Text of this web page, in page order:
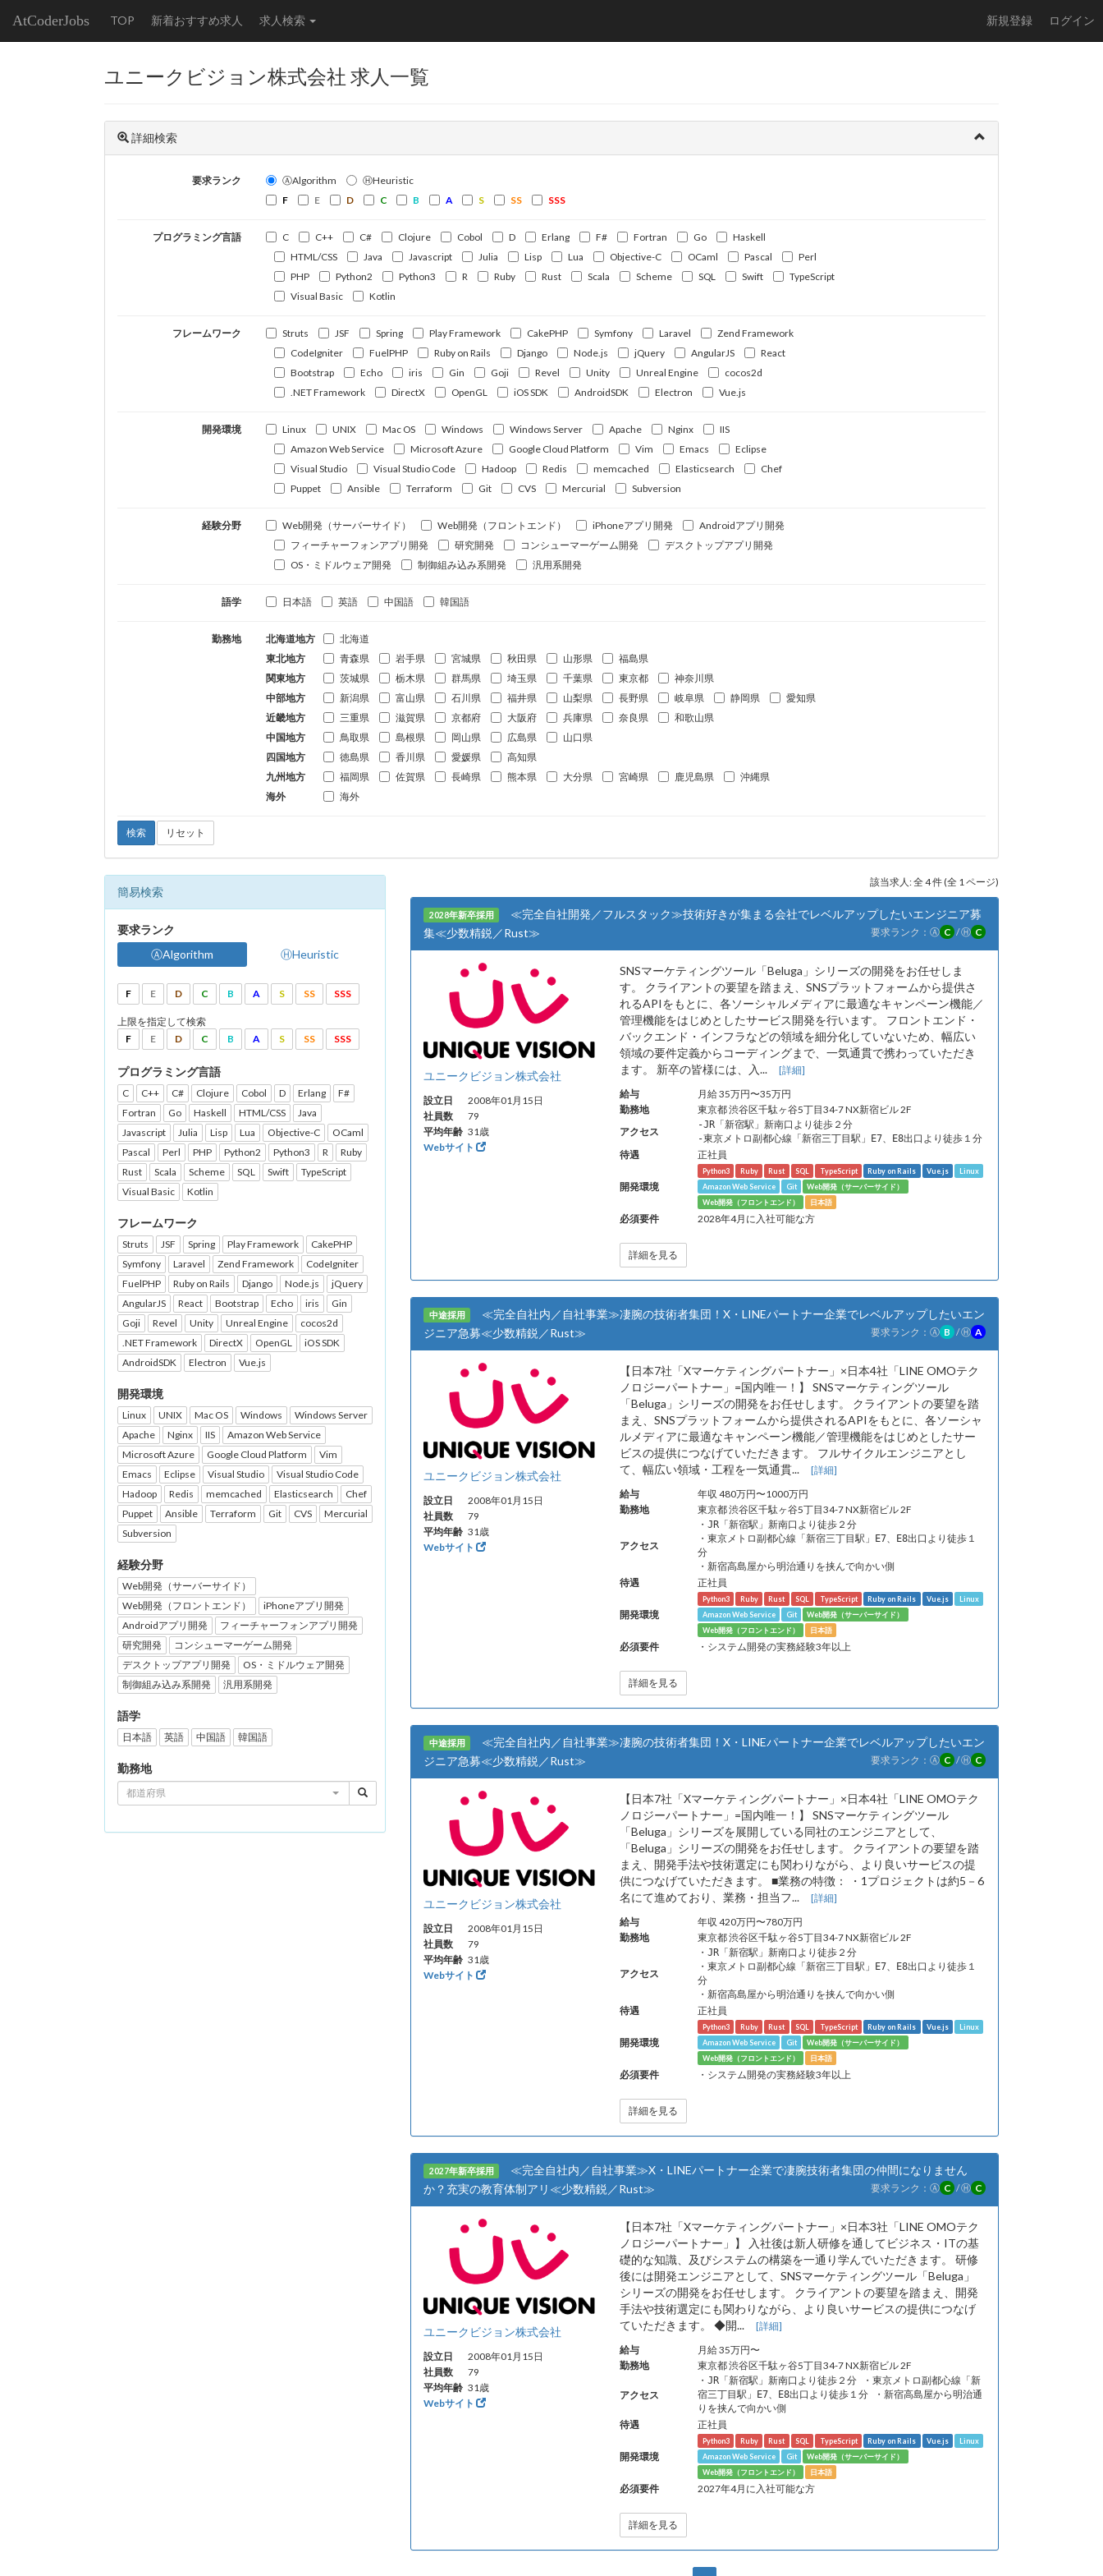
AtCoderJobs TOP 新着おすすめ求人 求人検索 新規登録 ログイン
ユニークビジョン株式会社 求人一覧
詳細検索
要求ランク ⒶAlgorithm
ⒽHeuristic
F
E D C B A S SS SSS
プログラミング言語 C C++ C# Clojure Cobol D Erlang F# Fortran Go
Haskell
HTML/CSS
Java Javascript Julia Lisp Lua Objective-C OCaml Pascal
Perl
PHP
Python2 Python3 R Ruby Rust Scala Scheme SQL Swift
TypeScript
Visual Basic
Kotlin
フレームワーク Struts JSF Spring Play Framework CakePHP Symfony Laravel
Zend Framework
CodeIgniter
FuelPHP Ruby on Rails Django Node.js jQuery AngularJS
React
Bootstrap
Echo iris Gin Goji Revel Unity Unreal Engine
cocos2d
.NET Framework
DirectX OpenGL iOS SDK AndroidSDK Electron Vue.js
開発環境 Linux UNIX Mac OS Windows Windows Server Apache Nginx
IIS
Amazon Web Service
Microsoft Azure Google Cloud Platform Vim Emacs
Eclipse
Visual Studio
Visual Studio Code Hadoop Redis memcached Elasticsearch
Chef
Puppet
Ansible Terraform Git CVS Mercurial Subversion
経験分野 Web開発（サーバーサイド） Web開発（フロントエンド） iPhoneアプリ開発
Androidアプリ開発
フィーチャーフォンアプリ開発
研究開発 コンシューマーゲーム開発
デスクトップアプリ開発
OS・ミドルウェア開発
制御組み込み系開発 汎用系開発
語学 日本語 英語 中国語 韓国語
勤務地 北海道地方
北海道
東北地方
青森県 岩手県 宮城県 秋田県 山形県
福島県
関東地方
茨城県 栃木県 群馬県 埼玉県 千葉県 東京都
神奈川県
中部地方
新潟県 富山県 石川県 福井県 山梨県 長野県 岐阜県 静岡県
愛知県
近畿地方
三重県 滋賀県 京都府 大阪府 兵庫県 奈良県
和歌山県
中国地方
鳥取県 島根県 岡山県 広島県
山口県
四国地方
徳島県 香川県 愛媛県
高知県
九州地方
福岡県 佐賀県 長崎県 熊本県 大分県 宮崎県 鹿児島県
沖縄県
海外
海外
検索 リセット
簡易検索
要求ランク
ⒶAlgorithm
ⒽHeuristic
F E D C B A S SS SSS
上限を指定して検索
F
E D C B A S SS SSS
プログラミング言語
C C++ C# Clojure Cobol D Erlang
F#
Fortran
Go Haskell HTML/CSS
Java
Javascript
Julia Lisp Lua Objective-C
OCaml
Pascal
Perl PHP Python2 Python3 R
Ruby
Rust
Scala Scheme SQL Swift
TypeScript
Visual Basic
Kotlin
フレームワーク
Struts JSF Spring Play Framework
CakePHP
Symfony
Laravel Zend Framework
CodeIgniter
FuelPHP
Ruby on Rails Django Node.js
jQuery
AngularJS
React Bootstrap Echo iris
Gin
Goji
Revel Unity Unreal Engine
cocos2d
.NET Framework
DirectX OpenGL
iOS SDK
AndroidSDK
Electron Vue.js
開発環境
Linux UNIX Mac OS Windows
Windows Server
Apache
Nginx IIS
Amazon Web Service
Microsoft Azure
Google Cloud Platform
Vim
Emacs
Eclipse Visual Studio
Visual Studio Code
Hadoop
Redis memcached Elasticsearch
Chef
Puppet
Ansible Terraform Git CVS
Mercurial
Subversion
経験分野
Web開発（サーバーサイド）
Web開発（フロントエンド）
iPhoneアプリ開発
Androidアプリ開発
フィーチャーフォンアプリ開発
研究開発
コンシューマーゲーム開発
デスクトップアプリ開発
OS・ミドルウェア開発
制御組み込み系開発
汎用系開発
語学
日本語 英語 中国語 韓国語
勤務地
都道府県
該当求人: 全 4 件 (全 1 ページ)
2028年新卒採用
≪完全自社開発／フルスタック≫技術好きが集まる会社でレベルアップしたいエンジニア募
集≪少数精鋭／Rust≫
要求ランク： Ⓐ C /Ⓗ C
ユニークビジョン株式会社
設立日
2008年01月15日
社員数
79
平均年齢 31歳
Webサイト
SNSマーケティングツール「Beluga」シリーズの開発をお任せしま
す。 クライアントの要望を踏まえ、SNSプラットフォームから提供さ
れるAPIをもとに、各ソーシャルメディアに最適なキャンペーン機能／
管理機能をはじめとしたサービス開発を行います。 フロントエンド・
バックエンド・インフラなどの領域を細分化していないため、幅広い
領域の要件定義からコーディングまで、一気通貫で携わっていただき
ます。 新卒の皆様には、入... [詳細]
給与
月給 35万円〜35万円
勤務地
東京都 渋谷区千駄ヶ谷5丁目34-7 NX新宿ビル 2F
アクセス
‐JR「新宿駅」新南口より徒歩２分
‐東京メトロ副都心線「新宿三丁目駅」E7、E8出口より徒歩１分
待遇 正社員
開発環境
Python3 Ruby Rust SQL TypeScript Ruby on Rails Vue.js
Linux
Amazon Web Service
Git
Web開発（サーバーサイド）
Web開発（フロントエンド）
日本語
必須要件 2028年4月に入社可能な方
詳細を見る
中途採用
≪完全自社内／自社事業≫凄腕の技術者集団！X・LINEパートナー企業でレベルアップしたいエン
ジニア急募≪少数精鋭／Rust≫
要求ランク： Ⓐ B /Ⓗ A
ユニークビジョン株式会社
設立日
2008年01月15日
社員数
79
平均年齢 31歳
Webサイト
【日本7社「Xマーケティングパートナー」×日本4社「LINE OMOテク
ノロジーパートナー」=国内唯一！】 SNSマーケティングツール
「Beluga」シリーズの開発をお任せします。 クライアントの要望を踏
まえ、SNSプラットフォームから提供されるAPIをもとに、各ソーシャ
ルメディアに最適なキャンペーン機能／管理機能をはじめとしたサー
ビスの提供につなげていただきます。 フルサイクルエンジニアとし
て、幅広い領域・工程を一気通貫... [詳細]
給与
年収 480万円〜1000万円
勤務地
東京都 渋谷区千駄ヶ谷5丁目34-7 NX新宿ビル 2F
アクセス
・JR「新宿駅」新南口より徒歩２分
・東京メトロ副都心線「新宿三丁目駅」E7、E8出口より徒歩１
分
・新宿高島屋から明治通りを挟んで向かい側
待遇 正社員
開発環境
Python3 Ruby Rust SQL TypeScript Ruby on Rails Vue.js
Linux
Amazon Web Service
Git
Web開発（サーバーサイド）
Web開発（フロントエンド）
日本語
必須要件 ・システム開発の実務経験3年以上
詳細を見る
中途採用
≪完全自社内／自社事業≫凄腕の技術者集団！X・LINEパートナー企業でレベルアップしたいエン
ジニア急募≪少数精鋭／Rust≫
要求ランク： Ⓐ C /Ⓗ C
ユニークビジョン株式会社
設立日
2008年01月15日
社員数
79
平均年齢 31歳
Webサイト
【日本7社「Xマーケティングパートナー」×日本4社「LINE OMOテク
ノロジーパートナー」=国内唯一！】 SNSマーケティングツール
「Beluga」シリーズを展開している同社のエンジニアとして、
「Beluga」シリーズの開発をお任せします。 クライアントの要望を踏
まえ、開発手法や技術選定にも関わりながら、より良いサービスの提
供につなげていただきます。 ■業務の特徴： ・1プロジェクトは約5－6
名にて進めており、業務・担当フ... [詳細]
給与
年収 420万円〜780万円
勤務地
東京都 渋谷区千駄ヶ谷5丁目34-7 NX新宿ビル 2F
アクセス
・JR「新宿駅」新南口より徒歩２分
・東京メトロ副都心線「新宿三丁目駅」E7、E8出口より徒歩１
分
・新宿高島屋から明治通りを挟んで向かい側
待遇 正社員
開発環境
Python3 Ruby Rust SQL TypeScript Ruby on Rails Vue.js
Linux
Amazon Web Service
Git
Web開発（サーバーサイド）
Web開発（フロントエンド）
日本語
必須要件 ・システム開発の実務経験3年以上
詳細を見る
2027年新卒採用
≪完全自社内／自社事業≫X・LINEパートナー企業で凄腕技術者集団の仲間になりません
か？充実の教育体制アリ≪少数精鋭／Rust≫
要求ランク： Ⓐ C /Ⓗ C
ユニークビジョン株式会社
設立日
2008年01月15日
社員数
79
平均年齢 31歳
Webサイト
【日本7社「Xマーケティングパートナー」×日本3社「LINE OMOテク
ノロジーパートナー」】 入社後は新人研修を通してビジネス・ITの基
礎的な知識、及びシステムの構築を一通り学んでいただきます。 研修
後には開発エンジニアとして、SNSマーケティングツール「Beluga」
シリーズの開発をお任せします。 クライアントの要望を踏まえ、開発
手法や技術選定にも関わりながら、より良いサービスの提供につなげ
ていただきます。 ◆開... [詳細]
給与
月給 35万円〜
勤務地
東京都 渋谷区千駄ヶ谷5丁目34-7 NX新宿ビル 2F
アクセス
・JR「新宿駅」新南口より徒歩２分 ・東京メトロ副都心線「新
宿三丁目駅」E7、E8出口より徒歩１分 ・新宿高島屋から明治通
りを挟んで向かい側
待遇 正社員
開発環境
Python3 Ruby Rust SQL TypeScript Ruby on Rails Vue.js
Linux
Amazon Web Service
Git
Web開発（サーバーサイド）
Web開発（フロントエンド）
日本語
必須要件 2027年4月に入社可能な方
詳細を見る